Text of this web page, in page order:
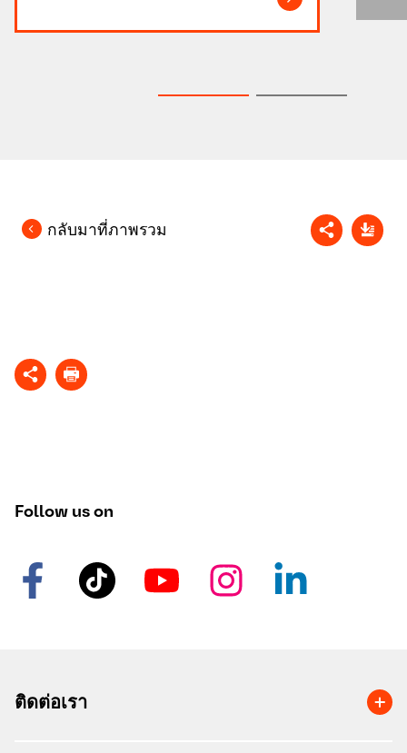
กลับมาที่ภาพรวม
Follow us on
ติดต่อเรา